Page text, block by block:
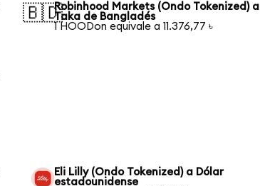
🇧🇩Robinhood Markets (Ondo Tokenized) a
Taka de Bangladés
1 HOODon equivale a 11.376,77 ৳
Eli Lilly (Ondo Tokenized) a Dólar
estadounidense